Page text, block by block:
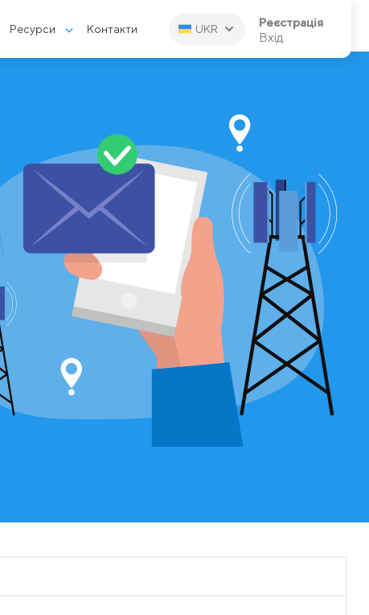
Ресурси Контакти UKR Реєстрація
Вхід